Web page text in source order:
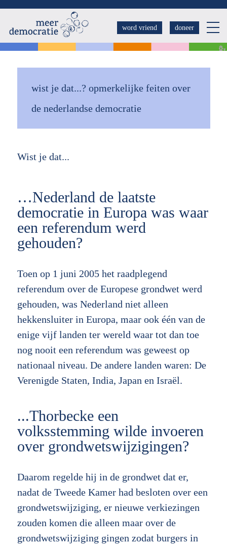
Overslaan
naar
de
inhoud
word vriend doneer
wist je dat...? opmerkelijke feiten over
de nederlandse democratie
Wist je dat...
…Nederland de laatste
democratie in Europa was waar
een referendum werd
gehouden?
Toen op 1 juni 2005 het raadplegend
referendum over de Europese grondwet werd
gehouden, was Nederland niet alleen
hekkensluiter in Europa, maar ook één van de
enige vijf landen ter wereld waar tot dan toe
nog nooit een referendum was geweest op
nationaal niveau. De andere landen waren: De
Verenigde Staten, India, Japan en Israël.
...Thorbecke een
volksstemming wilde invoeren
over grondwetswijzigingen?
Daarom regelde hij in de grondwet dat er,
nadat de Tweede Kamer had besloten over een
grondwetswijziging, er nieuwe verkiezingen
zouden komen die alleen maar over de
grondwetswijziging gingen zodat burgers in